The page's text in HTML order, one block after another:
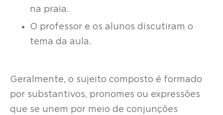
na praia.
O professor e os alunos discutiram o
tema da aula.
Geralmente, o sujeito composto é formado
por substantivos, pronomes ou expressões
que se unem por meio de conjunções